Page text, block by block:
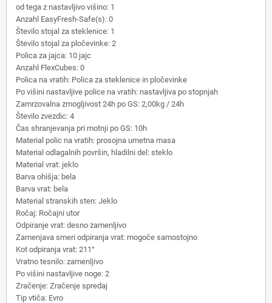
od tega z nastavljivo višino: 1
Anzahl EasyFresh-Safe(s): 0
Število stojal za steklenice: 1
Število stojal za pločevinke: 2
Polica za jajca: 10 jajc
Anzahl FlexCubes: 0
Polica na vratih: Polica za steklenice in pločevinke
Po višini nastavljive police na vratih: nastavljiva po stopnjah
Zamrzovalna zmogljivost 24h po GS: 2,00kg / 24h
Število zvezdic: 4
Čas shranjevanja pri motnji po GS: 10h
Material polic na vratih: prosojna umetna masa
Material odlagalnih površin, hladilni del: steklo
Material vrat: jeklo
Barva ohišja: bela
Barva vrat: bela
Material stranskih sten: Jeklo
Ročaj: Ročajni utor
Odpiranje vrat: desno zamenljivo
Zamenjava smeri odpiranja vrat: mogoče samostojno
Kot odpiranja vrat: 211°
Vratno tesnilo: zamenljivo
Po višini nastavljive noge: 2
Zračenje: Zračenje spredaj
Tip vtiča: Evro